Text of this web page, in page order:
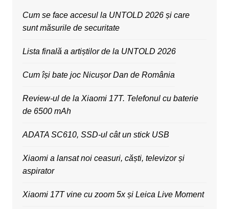
Cum se face accesul la UNTOLD 2026 și care
sunt măsurile de securitate
Lista finală a artiștilor de la UNTOLD 2026
Cum își bate joc Nicușor Dan de România
Review-ul de la Xiaomi 17T. Telefonul cu baterie
de 6500 mAh
ADATA SC610, SSD-ul cât un stick USB
Xiaomi a lansat noi ceasuri, căști, televizor și
aspirator
Xiaomi 17T vine cu zoom 5x și Leica Live Moment